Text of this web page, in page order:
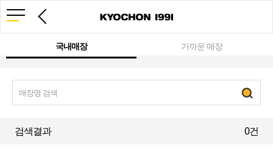
국내매장 가까운 매장
검색결과 0건